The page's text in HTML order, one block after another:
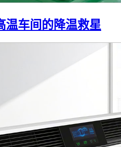
温车间的降温救星